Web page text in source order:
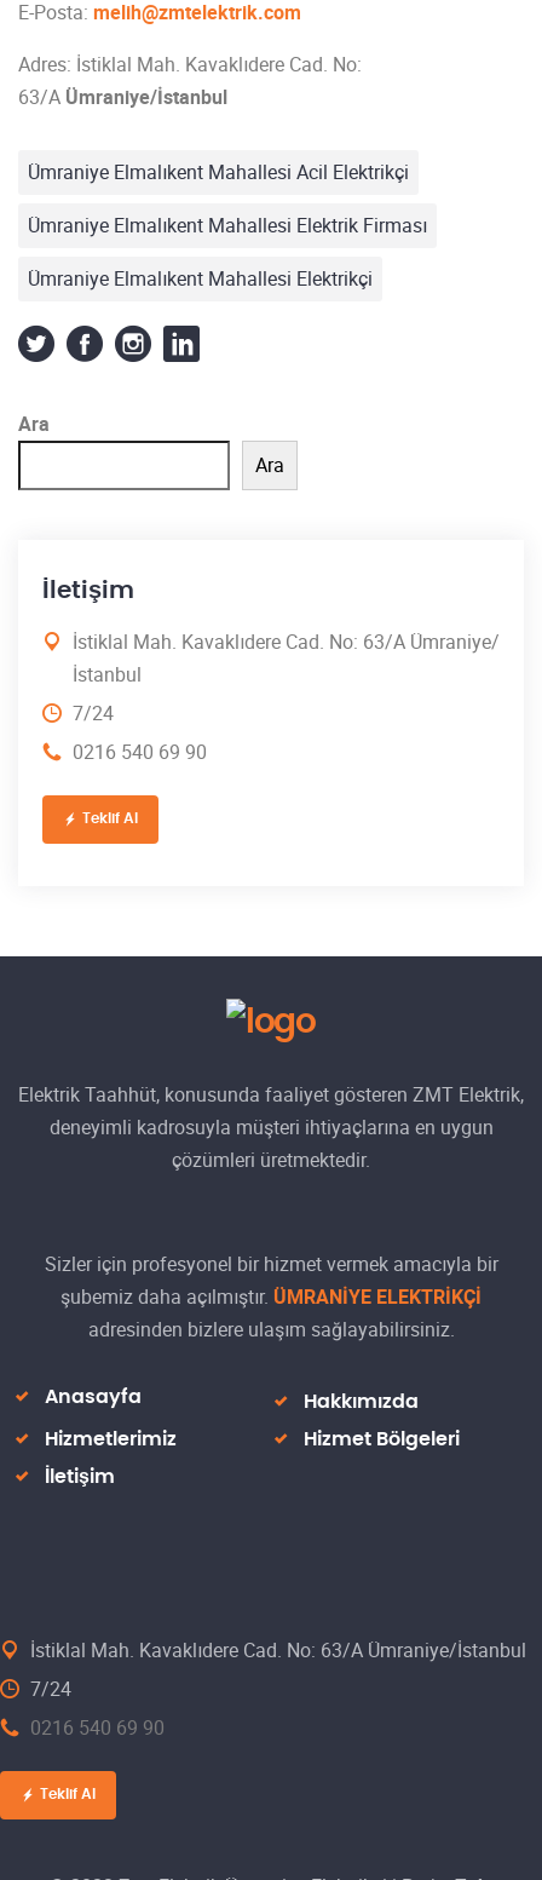
E-Posta: melih@zmtelektrik.com
Adres: İstiklal Mah. Kavaklıdere Cad. No:
63/A Ümraniye/İstanbul
Ümraniye Elmalıkent Mahallesi Acil Elektrikçi
Ümraniye Elmalıkent Mahallesi Elektrik Firması
Ümraniye Elmalıkent Mahallesi Elektrikçi
Ara
Ara
İletişim
İstiklal Mah. Kavaklıdere Cad. No: 63/A Ümraniye/
İstanbul
7/24
0216 540 69 90
Teklif Al
Elektrik Taahhüt, konusunda faaliyet gösteren ZMT Elektrik,
deneyimli kadrosuyla müşteri ihtiyaçlarına en uygun
çözümleri üretmektedir.
Sizler için profesyonel bir hizmet vermek amacıyla bir
şubemiz daha açılmıştır. ÜMRANİYE ELEKTRİKÇİ
adresinden bizlere ulaşım sağlayabilirsiniz.
Anasayfa
Hakkımızda
Hizmetlerimiz
Hizmet Bölgeleri
İletişim
İstiklal Mah. Kavaklıdere Cad. No: 63/A Ümraniye/İstanbul
7/24
0216 540 69 90
Teklif Al